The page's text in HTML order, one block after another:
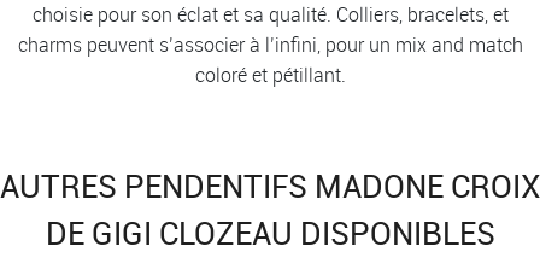
choisie pour son éclat et sa qualité. Colliers, bracelets, et
charms peuvent s’associer à l’infini, pour un mix and match
coloré et pétillant.
AUTRES PENDENTIFS MADONE CROIX
DE GIGI CLOZEAU DISPONIBLES